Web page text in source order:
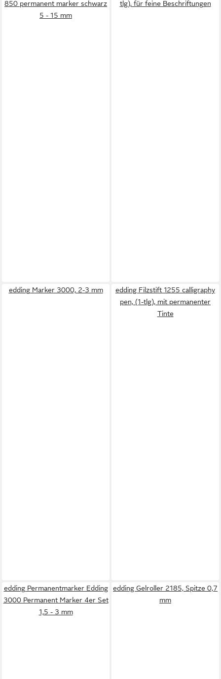
850 permanent marker schwarz
5 - 15 mm
tlg), für feine Beschriftungen
edding Marker 3000, 2-3 mm
edding Filzstift 1255 calligraphy
pen, (1-tlg), mit permanenter
Tinte
edding Permanentmarker Edding
3000 Permanent Marker 4er Set
1,5 - 3 mm
edding Gelroller 2185, Spitze 0,7
mm